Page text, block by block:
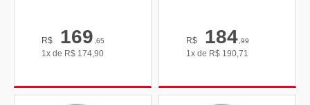
R$ 169,65
1x de R$ 174,90
R$ 184,99
1x de R$ 190,71